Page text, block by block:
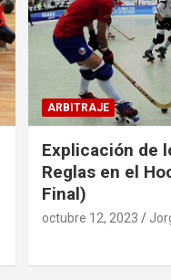
ARBITRAJE
Explicación de
Reglas en el
Final)
octubre 12, 2023